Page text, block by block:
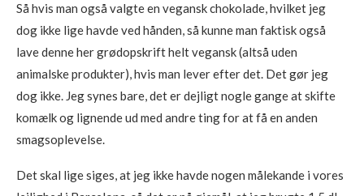
Så hvis man også valgte en vegansk chokolade, hvilket jeg
dog ikke lige havde ved hånden, så kunne man faktisk også
lave denne her grødopskrift helt vegansk (altså uden
animalske produkter), hvis man lever efter det. Det gør jeg
dog ikke. Jeg synes bare, det er dejligt nogle gange at skifte
komælk og lignende ud med andre ting for at få en anden
smagsoplevelse.
Det skal lige siges, at jeg ikke havde nogen målekande i vores